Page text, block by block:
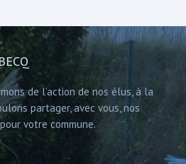
de l’action de nos élus, à la
partager, avec vous, nos
votre commune.